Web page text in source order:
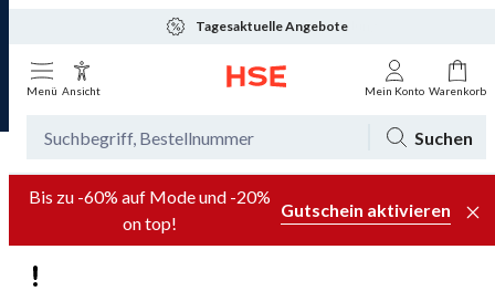
Tagesaktuelle Angebote
Menü Ansicht Mein Konto Warenkorb
Suchen
Bis zu -60% auf Mode und -20%
on top!
Gutschein aktivieren